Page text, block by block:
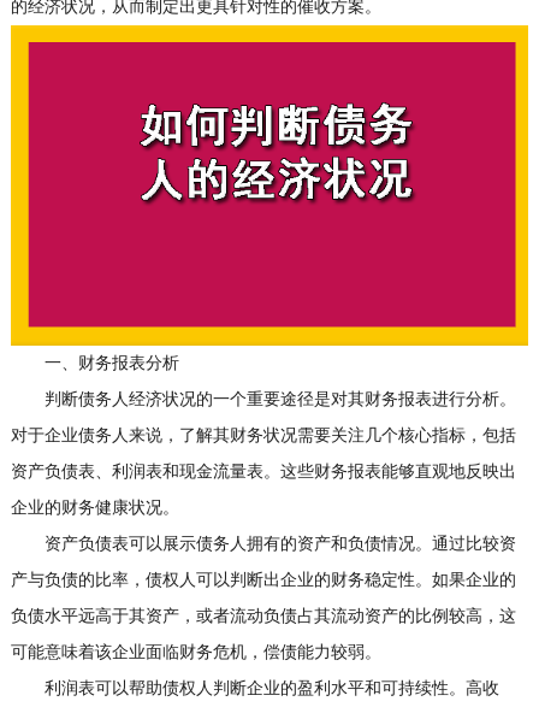
的经济状况，从而制定出更具针对性的催收方案。
一、财务报表分析
判断债务人经济状况的一个重要途径是对其财务报表进行分析。
对于企业债务人来说，了解其财务状况需要关注几个核心指标，包括
资产负债表、利润表和现金流量表。这些财务报表能够直观地反映出
企业的财务健康状况。
资产负债表可以展示债务人拥有的资产和负债情况。通过比较资
产与负债的比率，债权人可以判断出企业的财务稳定性。如果企业的
负债水平远高于其资产，或者流动负债占其流动资产的比例较高，这
可能意味着该企业面临财务危机，偿债能力较弱。
利润表可以帮助债权人判断企业的盈利水平和可持续性。高收